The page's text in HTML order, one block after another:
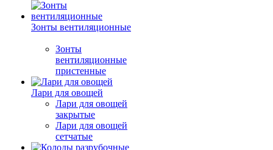
Зонты вентиляционные
Зонты
вентиляционные
пристенные
Лари для овощей
Лари для овощей
закрытые
Лари для овощей
сетчатые